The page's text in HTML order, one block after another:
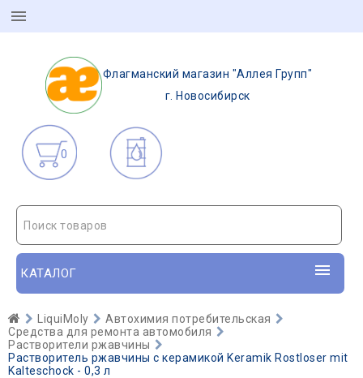
Флагманский магазин "Аллея Групп"
г. Новосибирск
0
Поиск товаров
КАТАЛОГ
LiquiMoly
Автохимия потребительская
Средства для ремонта автомобиля
Растворители ржавчины
Растворитель ржавчины с керамикой Keramik Rostloser mit
Kalteschock - 0,3 л